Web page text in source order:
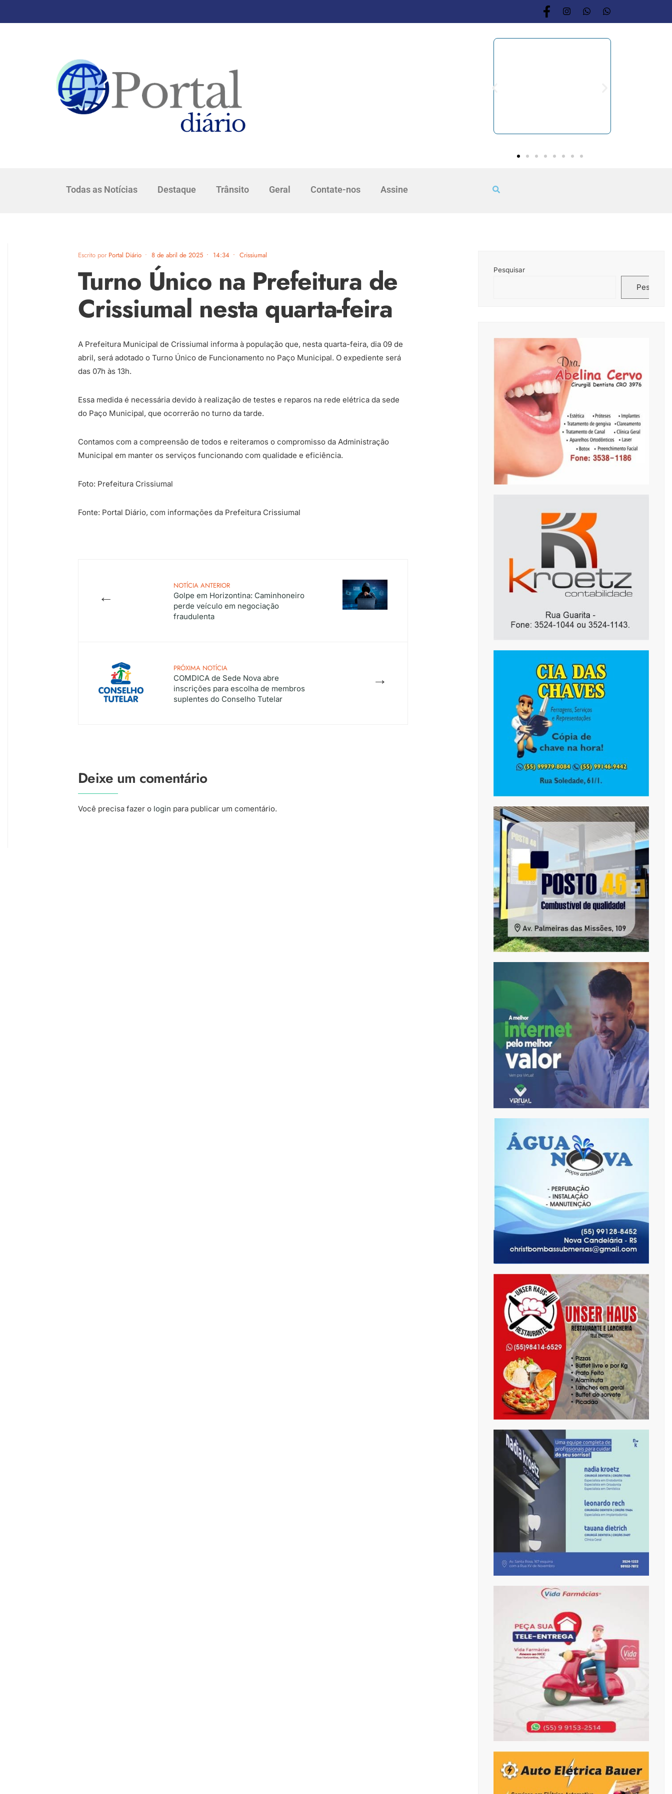
Todas as Notícias Destaque Trânsito Geral Contate-nos Assine
Escrito por Portal Diário • 8 de abril de 2025 • 14:34 • Crissiumal
Turno Único na Prefeitura de
Crissiumal nesta quarta-feira
A Prefeitura Municipal de Crissiumal informa à população que, nesta quarta-feira, dia 09 de
abril, será adotado o Turno Único de Funcionamento no Paço Municipal. O expediente será
das 07h às 13h.
Essa medida é necessária devido à realização de testes e reparos na rede elétrica da sede
do Paço Municipal, que ocorrerão no turno da tarde.
Contamos com a compreensão de todos e reiteramos o compromisso da Administração
Municipal em manter os serviços funcionando com qualidade e eficiência.
Foto: Prefeitura Crissiumal
Fonte: Portal Diário, com informações da Prefeitura Crissiumal
←
NOTÍCIA ANTERIOR
Golpe em Horizontina: Caminhoneiro
perde veículo em negociação
fraudulenta
→
PRÓXIMA NOTÍCIA
COMDICA de Sede Nova abre
inscrições para escolha de membros
suplentes do Conselho Tutelar
Deixe um comentário
Você precisa fazer o login para publicar um comentário.
Pesquisar
Pesquisar